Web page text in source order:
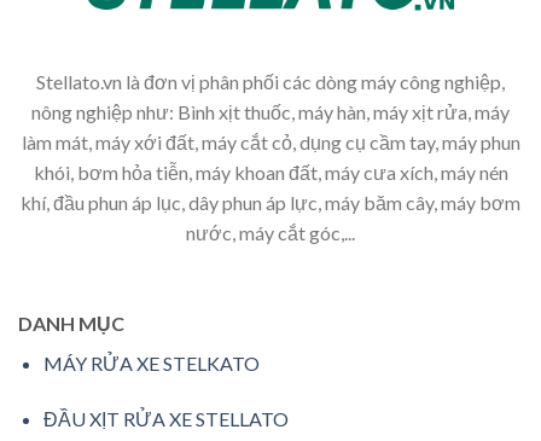
Stellato.vn là đơn vị phân phối các dòng máy công nghiệp,
nông nghiệp như: Bình xịt thuốc, máy hàn, máy xịt rửa, máy
làm mát, máy xới đất, máy cắt cỏ, dụng cụ cầm tay, máy phun
khói, bơm hỏa tiễn, máy khoan đất, máy cưa xích, máy nén
khí, đầu phun áp lục, dây phun áp lực, máy băm cây, máy bơm
nước, máy cắt góc,...
DANH MỤC
MÁY RỬA XE STELKATO
ĐẦU XỊT RỬA XE STELLATO